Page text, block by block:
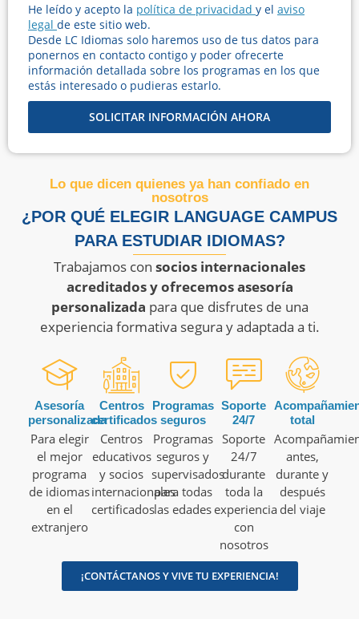
He leído y acepto la política de privacidad y el aviso
legal de este sitio web.
Desde LC Idiomas solo haremos uso de tus datos para
ponernos en contacto contigo y poder ofrecerte
información detallada sobre los programas en los que
estás interesado o pudieras estarlo.
SOLICITAR INFORMACIÓN AHORA
Lo que dicen quienes ya han confiado en
nosotros
¿POR QUÉ ELEGIR LANGUAGE CAMPUS
PARA ESTUDIAR IDIOMAS?
Trabajamos con socios internacionales
acreditados y ofrecemos asesoría
personalizada para que disfrutes de una
experiencia formativa segura y adaptada a ti.
Asesoría
personalizada
Para elegir
el mejor
programa
de idiomas
en el
extranjero
Centros
certificados
Centros
educativos
y socios
internacionales
certificados
Programas
seguros
Programas
seguros y
supervisados
para todas
las edades
Soporte
24/7
Soporte
24/7
durante
toda la
experiencia
con
nosotros
total
antes,
durante y
después
del viaje
¡CONTÁCTANOS Y VIVE TU EXPERIENCIA!